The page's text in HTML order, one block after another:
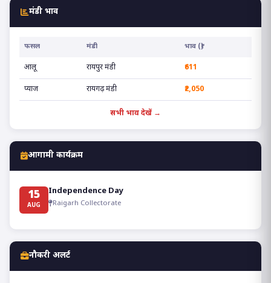
मंडी भाव
फसल मंडी भाव (₹)
आलू रायपुर मंडी ₹611
प्याज रायगढ़ मंडी ₹2,050
सभी भाव देखें →
आगामी कार्यक्रम
15
AUG
Independence Day
Raigarh Collectorate
नौकरी अलर्ट